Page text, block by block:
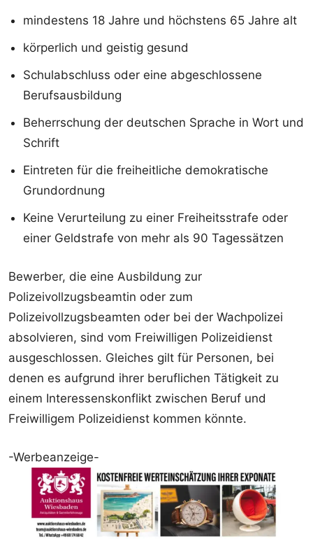
mindestens 18 Jahre und höchstens 65 Jahre alt
körperlich und geistig gesund
Schulabschluss oder eine abgeschlossene
Berufsausbildung
Beherrschung der deutschen Sprache in Wort und
Schrift
Eintreten für die freiheitliche demokratische
Grundordnung
Keine Verurteilung zu einer Freiheitsstrafe oder
einer Geldstrafe von mehr als 90 Tagessätzen
Bewerber, die eine Ausbildung zur
Polizeivollzugsbeamtin oder zum
Polizeivollzugsbeamten oder bei der Wachpolizei
absolvieren, sind vom Freiwilligen Polizeidienst
ausgeschlossen. Gleiches gilt für Personen, bei
denen es aufgrund ihrer beruflichen Tätigkeit zu
einem Interessenskonflikt zwischen Beruf und
Freiwilligem Polizeidienst kommen könnte.
-Werbeanzeige-